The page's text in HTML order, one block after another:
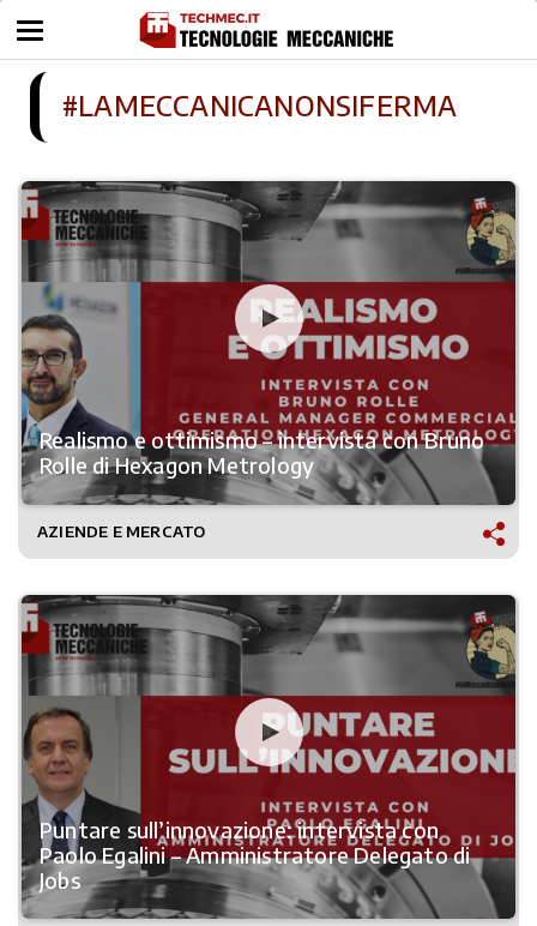
#LAMECCANICANONSIFERMA
Realismo e ottimismo – intervista con Bruno
Rolle di Hexagon Metrology
AZIENDE E MERCATO
Puntare sull’innovazione: intervista con
Paolo Egalini – Amministratore Delegato di
Jobs